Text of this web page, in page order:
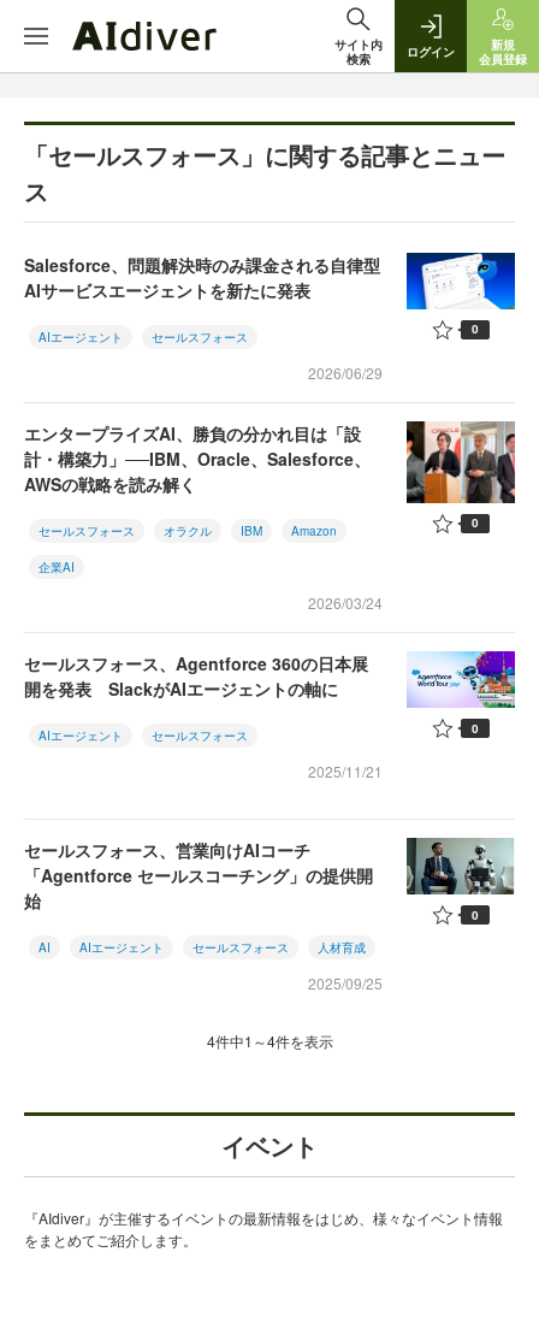
サイト内
検索
ログイン
新規
会員登録
「セールスフォース」に関する記事とニュー
ス
Salesforce、問題解決時のみ課金される自律型
AIサービスエージェントを新たに発表
AIエージェント セールスフォース
2026/06/29
0
エンタープライズAI、勝負の分かれ目は「設
計・構築力」──IBM、Oracle、Salesforce、
AWSの戦略を読み解く
セールスフォース オラクル IBM Amazon
企業AI
2026/03/24
0
セールスフォース、Agentforce 360の日本展
開を発表 SlackがAIエージェントの軸に
AIエージェント セールスフォース
2025/11/21
0
セールスフォース、営業向けAIコーチ
「Agentforce セールスコーチング」の提供開
始
AI AIエージェント セールスフォース 人材育成
2025/09/25
0
4件中1～4件を表示
イベント
『AIdiver』が主催するイベントの最新情報をはじめ、様々なイベント情報
をまとめてご紹介します。